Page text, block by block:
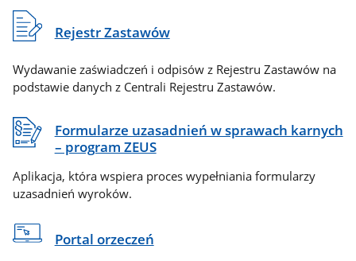
Rejestr Zastawów
Wydawanie zaświadczeń i odpisów z Rejestru Zastawów na
podstawie danych z Centrali Rejestru Zastawów.
Formularze uzasadnień w sprawach karnych
– program ZEUS
Aplikacja, która wspiera proces wypełniania formularzy
uzasadnień wyroków.
Portal orzeczeń